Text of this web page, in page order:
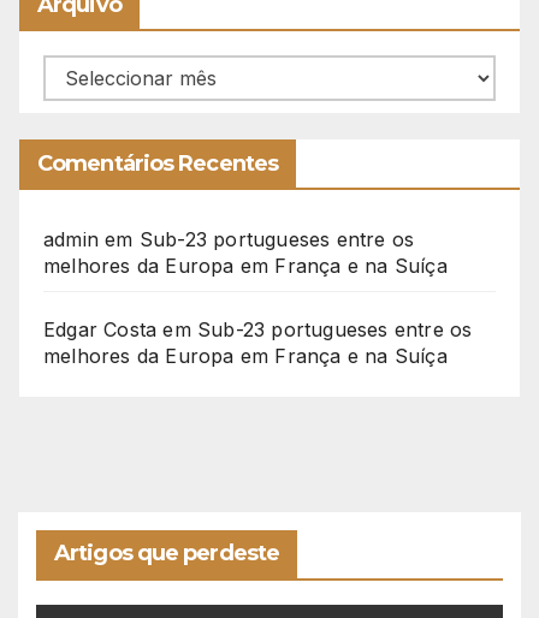
Arquivo
Comentários Recentes
admin em Sub-23 portugueses entre os
melhores da Europa em França e na Suíça
Edgar Costa em Sub-23 portugueses entre os
melhores da Europa em França e na Suíça
Artigos que perdeste